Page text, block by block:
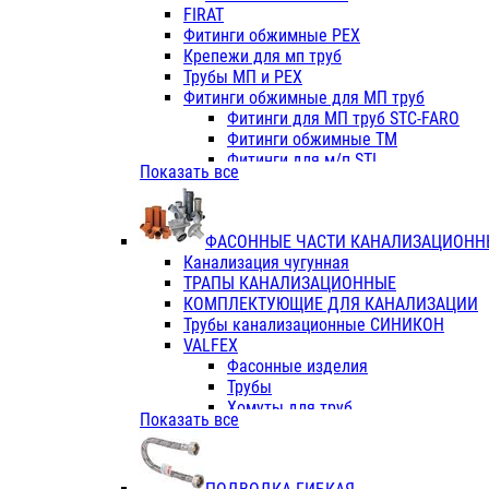
Фитинги ПП белые
Фитинги ПП белые
Фитинги ППс металл.белые
VALFEX
Трубы PE-RT
Трубы ПП водопровод белые
Трубы ПП водопровод серые
Трубы армированные
Трубы армированные
Фитинги с металл. серые
Фитинги ПП (серые)
Фитинги ПП белые
Краны
Фитинги ПП (белые)
Фитинги ПП с металлом белые
ПК КОНТУР
Краны полипропиленовые
Трубы полипропиленивые
FIRAT
Фитинги обжимные PEX
Крепежи для мп труб
Трубы МП и PEX
Фитинги обжимные для МП труб
Фитинги для МП труб STC-FARO
Фитинги обжимные ТМ
Фитинги для м/п STI
Фитинги для МП труб TITAN
TK
VALFEX
Показать все
ФАСОННЫЕ ЧАСТИ
Канализация чугунная
ТРАПЫ КАНАЛИЗАЦИОННЫЕ
КОМПЛЕКТУЮЩИЕ ДЛЯ КАНАЛИЗАЦИИ
Трубы канализационные СИНИКОН
VALFEX
Фасонные изделия
Трубы
Хомуты для труб
ПВХ (стройполимер)
Показать все